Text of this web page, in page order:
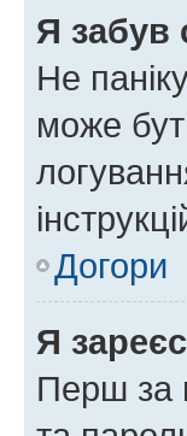
Я забув
Не
може
Догори
Я
Перш за